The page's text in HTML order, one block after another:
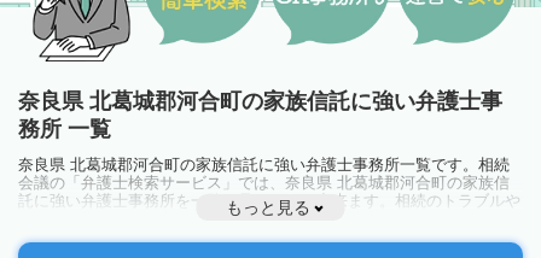
奈良県 北葛城郡河合町の家族信託に強い弁護士事
務所 一覧
奈良県 北葛城郡河合町の家族信託に強い弁護士事務所一覧です。相続
会議の「弁護士検索サービス」では、奈良県 北葛城郡河合町の家族信
託に強い弁護士事務所を一覧で見ることが出来ます。相続のトラブルや
お悩みを抱えている方は一度近隣の弁護士に相談してみましょう。
もっと見る